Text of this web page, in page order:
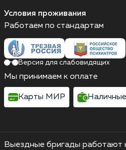
Условия проживания
Выездные бригады работают
Работаем по стандартам
Версия для слабовидящих
Мы принимаем к оплате
Карты МИР Наличные